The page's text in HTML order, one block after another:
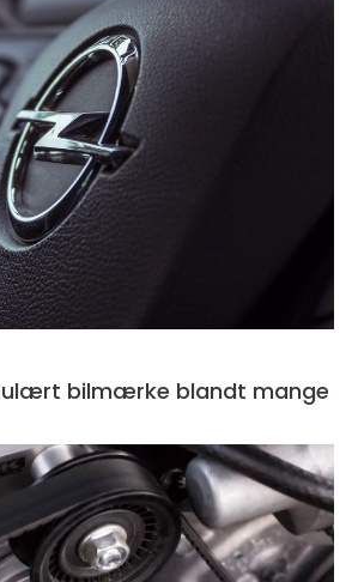
bilmærke blandt mange